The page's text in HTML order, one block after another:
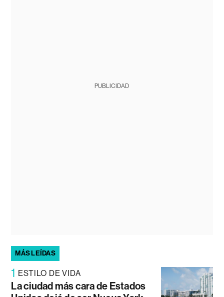
PUBLICIDAD
MÁS LEÍDAS
1 ESTILO DE VIDA
La ciudad más cara de Estados